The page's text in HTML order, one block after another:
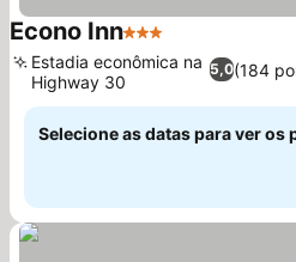
Econo Inn3 Estrelas
5,0(184
Estadia econômica na
Highway 30
Selecione as datas para ver os